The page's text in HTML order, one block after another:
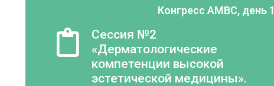
Конгресс AMBC, день 1
Сессия №2
«Дерматологические
компетенции высокой
эстетической медицины».